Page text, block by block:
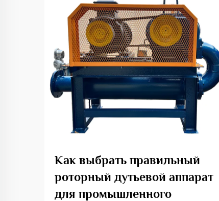
Как выбрать правильный
роторный дутьевой аппарат
для промышленного